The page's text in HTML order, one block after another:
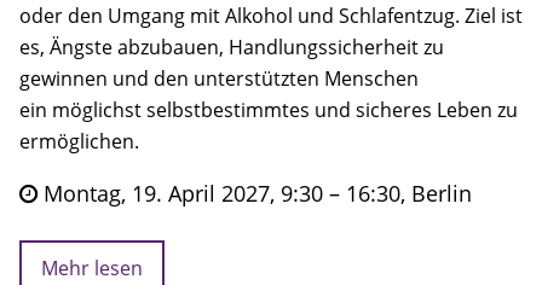
oder den Umgang mit Alkohol und Schlafentzug. Ziel ist
es, Ängste abzubauen, Handlungssicherheit zu
gewinnen und den unterstützten Menschen
ein möglichst selbstbestimmtes und sicheres Leben zu
ermöglichen.
Montag, 19. April 2027, 9:30 – 16:30, Berlin
Mehr lesen